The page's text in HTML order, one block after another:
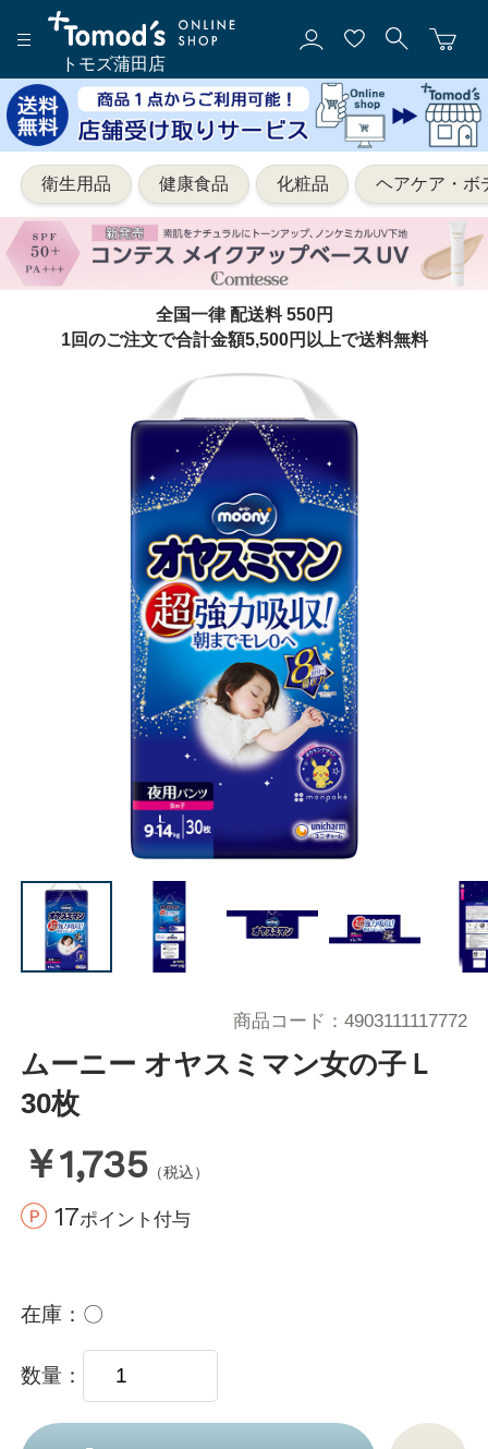
トモズ蒲田店
衛生用品 健康食品 化粧品 ヘアケア・ボ
全国一律 配送料 550円
1回のご注文で合計金額5,500円以上で送料無料
ムーニー オヤスミマン女の子Ｌ
30枚
￥1,735 （税込）
17ポイント付与
商品コード 4903111117772
在庫 〇
数量